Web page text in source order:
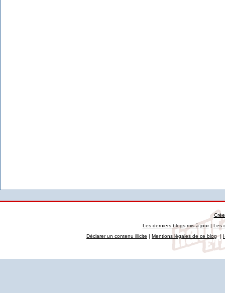
Les derniers blogs mis à jour|Les
Déclarer un contenu illicite | Mentions légales de ce blog|